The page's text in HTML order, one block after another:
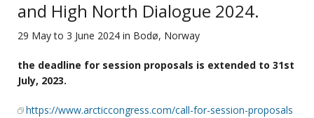
and High North Dialogue 2024.
29 May to 3 June 2024 in Bodø, Norway
the deadline for session proposals is extended to 31st
July, 2023.
https://www.arcticcongress.com/call-for-session-proposals